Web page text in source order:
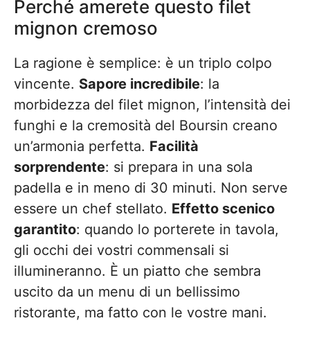
Perché amerete questo filet
mignon cremoso
La ragione è semplice: è un triplo colpo
vincente. Sapore incredibile: la
morbidezza del filet mignon, l’intensità dei
funghi e la cremosità del Boursin creano
un’armonia perfetta. Facilità
sorprendente: si prepara in una sola
padella e in meno di 30 minuti. Non serve
essere un chef stellato. Effetto scenico
garantito: quando lo porterete in tavola,
gli occhi dei vostri commensali si
illumineranno. È un piatto che sembra
uscito da un menu di un bellissimo
ristorante, ma fatto con le vostre mani.